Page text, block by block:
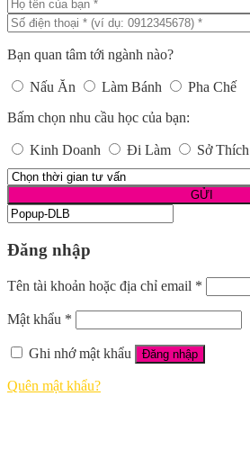
Bạn quan tâm tới ngành nào?
Nấu Ăn Làm Bánh
Pha Chế
Bấm chọn nhu cầu học của bạn:
Kinh Doanh Đi Làm Sở Thích
Đăng nhập
Tên tài khoản hoặc địa chỉ email *
Mật khẩu *
Ghi nhớ mật khẩu Đăng nhập
Quên mật khẩu?